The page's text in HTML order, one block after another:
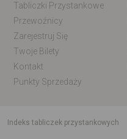
Tabliczki Przystankowe
Przewoźnicy
Zarejestruj Się
Twoje Bilety
Kontakt
Punkty Sprzedaży
indeks tabliczek przystankowych